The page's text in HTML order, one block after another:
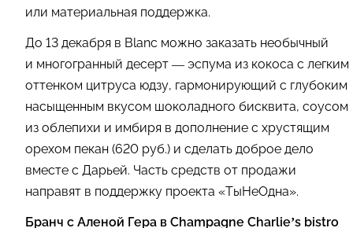
или материальная поддержка.
До 13 декабря в Blanc можно заказать необычный
и многогранный десерт — эспума из кокоса с легким
оттенком цитруса юдзу, гармонирующий с глубоким
насыщенным вкусом шоколадного бисквита, соусом
из облепихи и имбиря в дополнение с хрустящим
орехом пекан (620 руб.) и сделать доброе дело
вместе с Дарьей. Часть средств от продажи
направят в поддержку проекта «ТыНеОдна».
Бранч с Аленой Гера в Champagne Charlie’s bistro